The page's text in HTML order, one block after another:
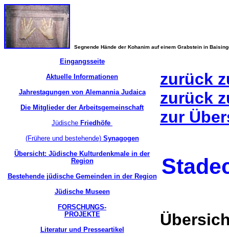
Segnende Hände der Kohanim auf einem Grabstein in
Eingangsseite
Aktuelle Informationen
Jahrestagungen von Alemannia Judaica
Die Mitglieder der Arbeitsgemeinschaft
Jüdische Friedhöfe
(Frühere und bestehende)Synagogen
Übersicht: Jüdische Kulturdenkmale in der
Region
Bestehende jüdische Gemeinden in der Region
Jüdische Museen
FORSCHUNGS-
PROJEKTE
Literatur und Presseartikel
zurück
zurück
zur